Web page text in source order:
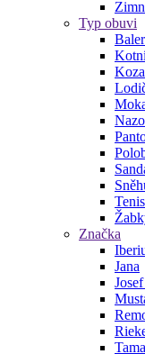
Typ obuvi
Značka
Jana